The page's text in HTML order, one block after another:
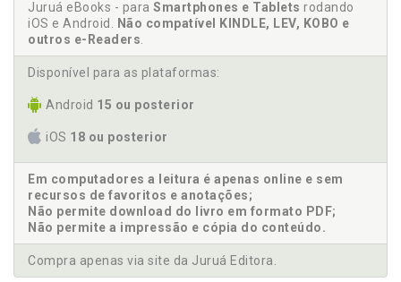
Juruá eBooks - para Smartphones e Tablets rodando
iOS e Android.
Não compatível KINDLE, LEV, KOBO e
outros e-Readers
Disponível para as plataformas:
Android 15 ou posterior
iOS 18 ou posterior
Em computadores a leitura é apenas online e sem
recursos de favoritos e anotações;
Não permite download do livro em formato PDF;
Não permite a impressão e cópia do conteúdo.
Compra apenas via site da Juruá Editora.